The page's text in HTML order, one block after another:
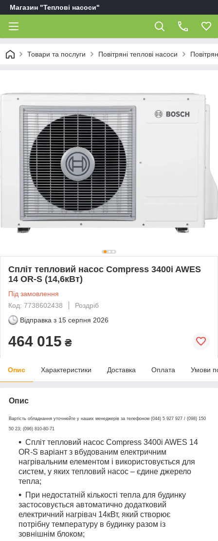
Магазин "Теплові насоси"
Товари та послуги Повітряні теплові насоси
Спліт тепловий насос Compress 3400i AWЕS
14 OR-S (14,6кВт)
Під замовлення
Код: 7738602438
Роздріб
Відправка з 15 серпня 2026
464 015 ₴
Опис Характеристики Доставка Оплата Умови
Опис
Вартість обладнання уточнюйте у наших менеджерів за телефоном (044) 5 927 927 / (098) 150
50 23; (096) 810-80-71
Спліт тепловий насос Compress 3400i AWЕS 14
OR-S варіант з вбудованим електричним
нагрівальним елементом і використовується для
систем, у яких тепловий насос – єдине джерело
тепла;
При недостатній кількості тепла для будинку
застосовується автоматично додатковий
електричний нагрівач 14кВт, який створює
потрібну температуру в будинку разом із
зовнішнім блоком;